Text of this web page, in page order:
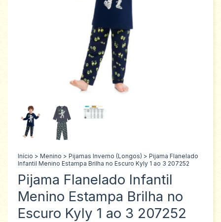
Início > Menino > Pijamas Inverno (Longos) > Pijama Flanelado
Infantil Menino Estampa Brilha no Escuro Kyly 1 ao 3 207252
Pijama Flanelado Infantil
Menino Estampa Brilha no
Escuro Kyly 1 ao 3 207252